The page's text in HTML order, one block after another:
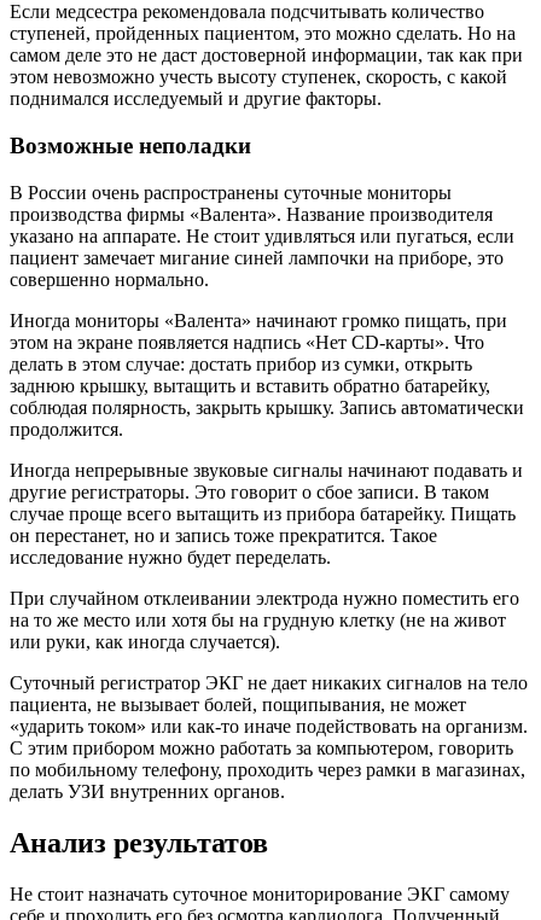
Если медсестра рекомендовала подсчитывать количество
ступеней, пройденных пациентом, это можно сделать. Но на
самом деле это не даст достоверной информации, так как при
этом невозможно учесть высоту ступенек, скорость, с какой
поднимался исследуемый и другие факторы.
Возможные неполадки
В России очень распространены суточные мониторы
производства фирмы «Валента». Название производителя
указано на аппарате. Не стоит удивляться или пугаться, если
пациент замечает мигание синей лампочки на приборе, это
совершенно нормально.
Иногда мониторы «Валента» начинают громко пищать, при
этом на экране появляется надпись «Нет CD-карты». Что
делать в этом случае: достать прибор из сумки, открыть
заднюю крышку, вытащить и вставить обратно батарейку,
соблюдая полярность, закрыть крышку. Запись автоматически
продолжится.
Иногда непрерывные звуковые сигналы начинают подавать и
другие регистраторы. Это говорит о сбое записи. В таком
случае проще всего вытащить из прибора батарейку. Пищать
он перестанет, но и запись тоже прекратится. Такое
исследование нужно будет переделать.
При случайном отклеивании электрода нужно поместить его
на то же место или хотя бы на грудную клетку (не на живот
или руки, как иногда случается).
Суточный регистратор ЭКГ не дает никаких сигналов на тело
пациента, не вызывает болей, пощипывания, не может
«ударить током» или как-то иначе подействовать на организм.
С этим прибором можно работать за компьютером, говорить
по мобильному телефону, проходить через рамки в магазинах,
делать УЗИ внутренних органов.
Анализ результатов
Не стоит назначать суточное мониторирование ЭКГ самому
себе и проходить его без осмотра кардиолога. Полученный